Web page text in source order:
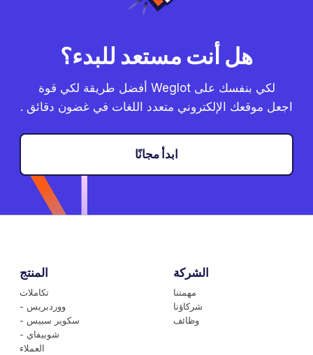
هل أنت مستعد للبدء؟
أفضل طريقة لكي قوة Weglot لكي بنفسك على
. اجعل موقعك الإلكتروني متعدد اللغات في غضون دقائق
ابدأ مجانًا
المنتج
تكاملات
- ووردبريس
- سكوير سبيس
- شوبيفاي
العملاء
الشركة
مهمتنا
شركاؤنا
وظائف